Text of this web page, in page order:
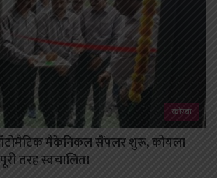
कोरबा
मैकेनिकल सैंपलर शुरू, कोयला
तरह स्वचालित।